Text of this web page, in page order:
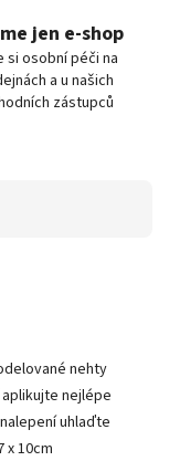
jen e-shop
si osobní péči na
a u našich
zástupců
nehty
nejlépe
uhlaďte
x 10cm